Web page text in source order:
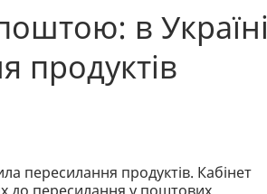
в Україні
продуктів
пересилання продуктів. Кабінет